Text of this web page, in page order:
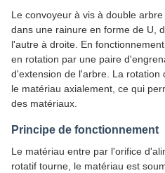
Le convoyeur à vis à double
dans une rainure en forme de U,
l'autre à droite. En
en rotation par une paire
d'extension de l'arbre. La rotation
le matériau axialement, ce qui
des matériaux.
Principe de fonctionnement
Le matériau entre par l'orifice
rotatif tourne, le matériau est